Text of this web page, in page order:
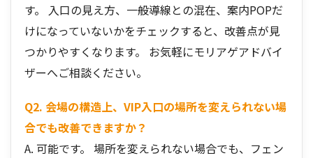
す。 入口の見え方、一般導線との混在、案内POPだ
けになっていないかをチェックすると、改善点が見
つかりやすくなります。 お気軽にモリアゲアドバイ
ザーへご相談ください。
Q2. 会場の構造上、VIP入口の場所を変えられない場
合でも改善できますか？
A. 可能です。 場所を変えられない場合でも、フェン